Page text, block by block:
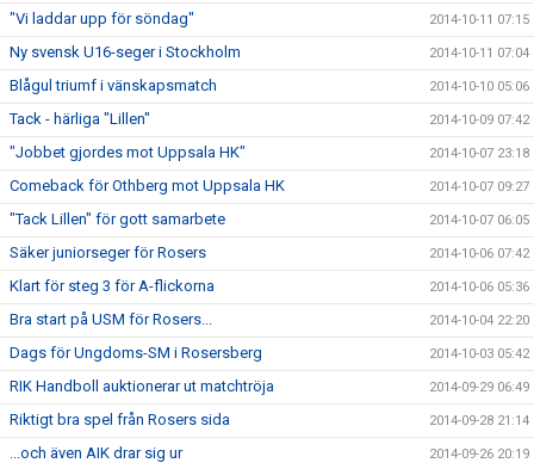
"Vi laddar upp för söndag" 2014-10-11 07:15
Ny svensk U16-seger i Stockholm 2014-10-11 07:04
Blågul triumf i vänskapsmatch 2014-10-10 05:06
Tack - härliga "Lillen" 2014-10-09 07:42
"Jobbet gjordes mot Uppsala HK" 2014-10-07 23:18
Comeback för Othberg mot Uppsala HK 2014-10-07 09:27
"Tack Lillen" för gott samarbete 2014-10-07 06:05
Säker juniorseger för Rosers 2014-10-06 07:42
Klart för steg 3 för A-flickorna 2014-10-06 05:36
Bra start på USM för Rosers... 2014-10-04 22:20
Dags för Ungdoms-SM i Rosersberg 2014-10-03 05:42
RIK Handboll auktionerar ut matchtröja 2014-09-29 06:49
Riktigt bra spel från Rosers sida 2014-09-28 21:14
...och även AIK drar sig ur 2014-09-26 20:19